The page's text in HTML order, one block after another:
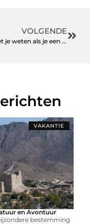
VOLGENDE
Dit moet je weten als je een hond gaat kopen
VAKANTIE
en Avontuur
bestemming